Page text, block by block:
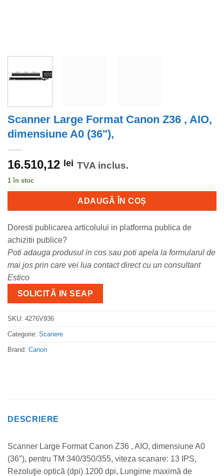
Scanner Large Format Canon Z36 , AIO,
dimensiune A0 (36"),
16.510,12 lei TVA inclus.
1 în stoc
ADAUGĂ ÎN COȘ
Doresti publicarea articolului in platforma publica de
achizitii publice?
Poti adauga produsul in cos sau poti apela la formularul de
mai jos prin care vei lua contact direct cu un consultant
Estico
SOLICITĂ IN SEAP
SKU: 4276V936
Categorie: Scanere
Brand: Canon
DESCRIERE
Scanner Large Format Canon Z36 , AIO, dimensiune A0
(36″), pentru TM 340/350/355, viteza scanare: 13 IPS,
Rezoluţie optică (dpi) 1200 dpi, Lungime maximă de